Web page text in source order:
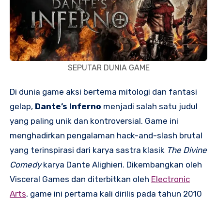
SEPUTAR DUNIA GAME
Di dunia game aksi bertema mitologi dan fantasi
gelap, Dante’s Inferno menjadi salah satu judul
yang paling unik dan kontroversial. Game ini
menghadirkan pengalaman hack-and-slash brutal
yang terinspirasi dari karya sastra klasik The Divine
Comedykarya Dante Alighieri. Dikembangkan oleh
Visceral Games dan diterbitkan oleh Electronic
Arts, game ini pertama kali dirilis pada tahun 2010